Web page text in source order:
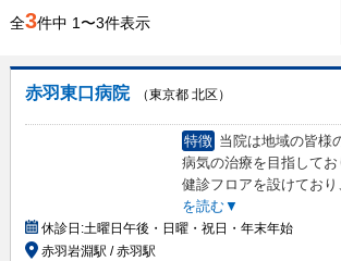
全3件中 1〜3件表示
赤羽東口病院
（東京都 北区）
特徴 当院は地域の皆様
病気の治療を目指してお
健診フロアを設けており
を読む▼
休診日:土曜日午後・日曜・祝日・年末年始
赤羽岩淵駅 / 赤羽駅